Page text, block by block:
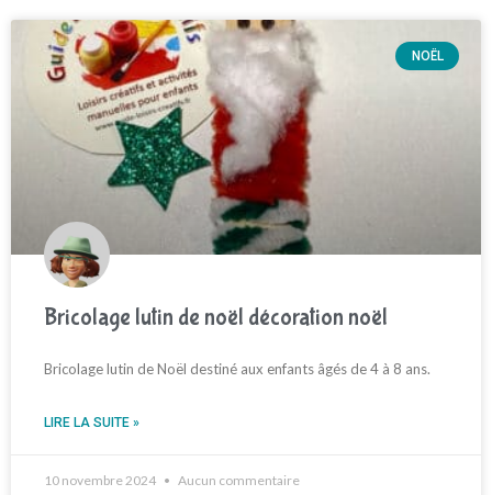
NOËL
Bricolage lutin de noël décoration noël
Bricolage lutin de Noël destiné aux enfants âgés de 4 à 8 ans.
LIRE LA SUITE »
10 novembre 2024 Aucun commentaire